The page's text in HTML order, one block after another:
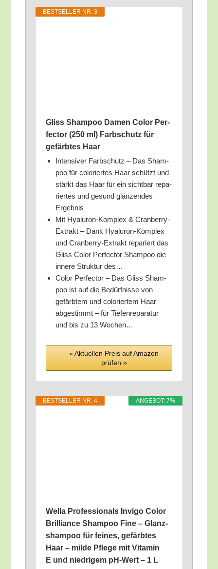
BEST­SEL­LER NR. 3
Gliss Sham­poo Damen Color Per­
fec­tor (250 ml) Farb­schutz für
gefärb­tes Haar
Inten­si­ver Farb­schutz – Das Sham­
poo für colo­rier­tes Haar schützt und
stärkt das Haar für ein sicht­bar repa­
rier­tes und gesund glän­zen­des
Ergebnis
Mit Hyalu­ron-Kom­plex & Cran­ber­ry-
Extrakt – Dank Hyalu­ron-Kom­plex
und Cran­ber­ry-Extrakt repa­riert das
Gliss Color Per­fec­tor Sham­poo die
inne­re Struk­tur des…
Color Per­fec­tor – Das Gliss Sham­
poo ist auf die Bedürf­nis­se von
gefärb­tem und colo­rier­tem Haar
abge­stimmt – für Tie­fen­re­pa­ra­tur
und bis zu 13 Wochen…
» Aktu­el­len Preis auf Ama­zon
prü­fen »
ANGE­BOT: 7%
BEST­SEL­LER NR. 4
Wel­la Pro­fes­sio­nals Invi­go Color
Bril­li­ance Sham­poo Fine – Glanz­
sham­poo für fei­nes, gefärb­tes
Haar – mil­de Pfle­ge mit Vit­amin
E und nied­ri­gem pH-Wert – 1 L